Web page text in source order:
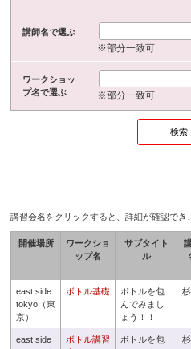
講師名で選ぶ
※部分一致可
ワークショッ
プ名で選ぶ
※部分一致可
講習会名をクリックすると、詳細が確認でき
開催場所
ワークショ
ップ名
サブタイト
ル
east side
tokyo（東
京）
ボトル基礎
ボトルを包
んでみまし
ょう！！
east side
ボトル講習
ボトルを包